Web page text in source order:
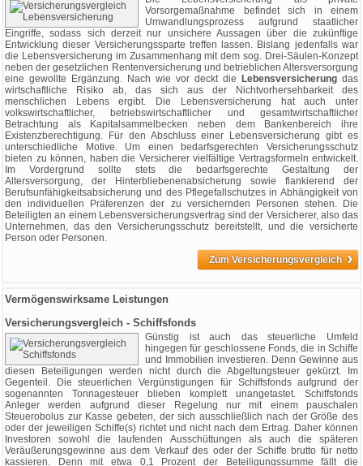
Vorsorgemaßnahme befindet sich in einem
Umwandlungsprozess aufgrund staatlicher
Eingriffe, sodass sich derzeit nur unsichere Aussagen über die zukünftige
Entwicklung dieser Versicherungssparte treffen lassen. Bislang jedenfalls war
die Lebensversicherung im Zusammenhang mit dem sog. Drei-Säulen-Konzept
neben der gesetzlichen Rentenversicherung und betrieblichen Altersversorgung
eine gewollte Ergänzung. Nach wie vor deckt die
Lebensversicherung das
wirtschaftliche Risiko ab, das sich aus der Nichtvorhersehbarkeit des
menschlichen Lebens ergibt. Die Lebensversicherung hat auch unter
volkswirtschaftlicher, betriebswirtschaftlicher und gesamtwirtschaftlicher
Betrachtung als Kapitalsammelbecken neben dem Bankenbereich ihre
Existenzberechtigung. Für den Abschluss einer Lebensversicherung gibt es
unterschiedliche Motive. Um einen bedarfsgerechten Versicherungsschutz
bieten zu können, haben die Versicherer vielfältige Vertragsformeln entwickelt.
Im Vordergrund sollte stets die bedarfsgerechte Gestaltung der
Altersversorgung, der Hinterbliebenenabsicherung sowie flankierend der
Berufsunfähigkeitsabsicherung und des Pflegefallschutzes in Abhängigkeit von
den individuellen Präferenzen der zu versichernden Personen stehen. Die
Beteiligten an einem Lebensversicherungsvertrag sind der Versicherer, also das
Unternehmen, das den Versicherungsschutz bereitstellt, und die versicherte
Person oder Personen.
Zum Versicherungsvergleich ›
Vermögenswirksame Leistungen
Versicherungsvergleich - Schiffsfonds
Günstig ist auch das steuerliche Umfeld
hingegen für geschlossene Fonds, die in Schiffe
und Immobilien investieren. Denn Gewinne aus
diesen Beteiligungen werden nicht durch die Abgeltungsteuer gekürzt. Im
Gegenteil. Die steuerlichen Vergünstigungen für Schiffsfonds aufgrund der
sogenannten Tonnagesteuer blieben komplett unangetastet. Schiffsfonds
Anleger werden aufgrund dieser Regelung nur mit einem pauschalen
Steuerobolus zur Kasse gebeten, der sich ausschließlich nach der Größe des
oder der jeweiligen Schiffe(s) richtet und nicht nach dem Ertrag. Daher können
Investoren sowohl die laufenden Ausschüttungen als auch die späteren
Veräußerungsgewinne aus dem Verkauf des oder der Schiffe brutto für netto
kassieren. Denn mit etwa 0,1 Prozent der Beteiligungssumme fällt die